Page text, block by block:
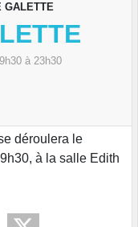
GALETTE
à 23h30
déroulera le
à la salle Edith